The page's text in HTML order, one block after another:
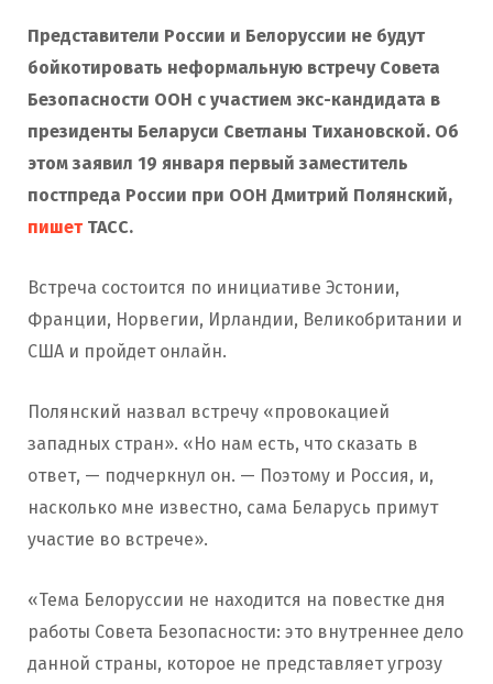
Представители России и Белоруссии не будут
бойкотировать неформальную встречу Совета
Безопасности ООН с участием экс-кандидата в
президенты Беларуси Светланы Тихановской. Об
этом заявил 19 января первый заместитель
постпреда России при ООН Дмитрий Полянский,
пишетТАСС.
Встреча состоится по инициативе Эстонии,
Франции, Норвегии, Ирландии, Великобритании и
США и пройдет онлайн.
Полянский назвал встречу «провокацией
западных стран». «Но нам есть, что сказать в
ответ​, — подчеркнул он. — Поэтому и Россия, и,
насколько мне известно, сама Беларусь примут
участие во встрече».
«Тема Белоруссии не находится на повестке дня
работы Совета Безопасности: это внутреннее дело
данной страны, которое не представляет угрозу